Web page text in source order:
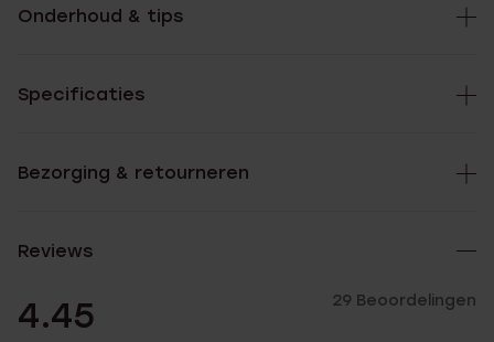
Onderhoud & tips
Specificaties
Bezorging & retourneren
Reviews
4.45 29 Beoordelingen